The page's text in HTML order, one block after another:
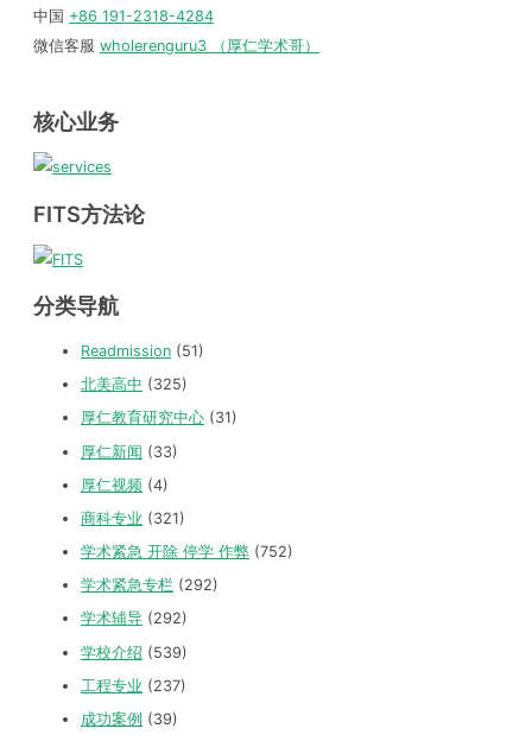
中国 +86 191-2318-4284
微信客服 wholerenguru3 （厚仁学术哥）
核心业务
FITS方法论
分类导航
Readmission (51)
北美高中 (325)
厚仁教育研究中心 (31)
厚仁新闻 (33)
厚仁视频 (4)
商科专业 (321)
学术紧急 开除 停学 作弊 (752)
学术紧急专栏 (292)
学术辅导 (292)
学校介绍 (539)
工程专业 (237)
成功案例 (39)